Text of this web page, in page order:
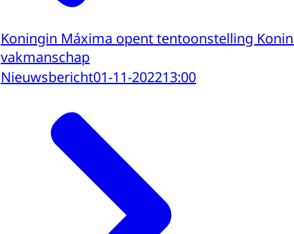
Koningin Máxima opent tentoonstelling
vakmanschap
Nieuwsbericht01-11-202213:00